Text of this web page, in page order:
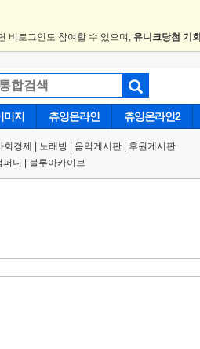
비로그인도 참여할 수 있으며, 유니크당첨 기회
미지 츄잉온라인 츄잉온라인2
회경제 노래방 음악게시판 후원게시판
니 블루아카이브